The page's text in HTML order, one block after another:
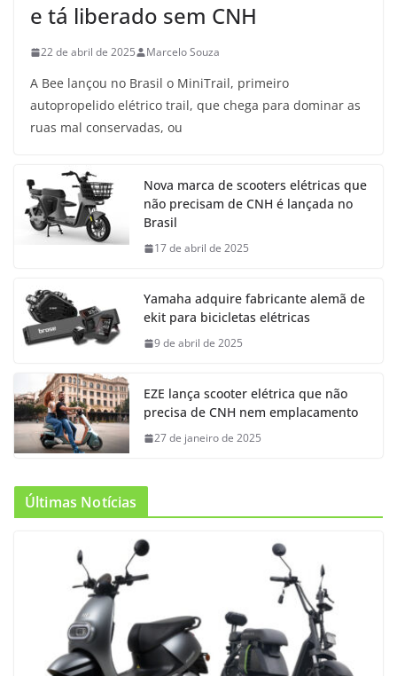
e tá liberado sem CNH
22 de abril de 2025 Marcelo Souza
A Bee lançou no Brasil o MiniTrail, primeiro
autopropelido elétrico trail, que chega para dominar as
ruas mal conservadas, ou
Nova marca de scooters elétricas que
não precisam de CNH é lançada no
Brasil
17 de abril de 2025
Yamaha adquire fabricante alemã de
ekit para bicicletas elétricas
9 de abril de 2025
EZE lança scooter elétrica que não
precisa de CNH nem emplacamento
27 de janeiro de 2025
Últimas Notícias